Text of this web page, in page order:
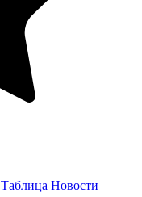
Таблица Новости